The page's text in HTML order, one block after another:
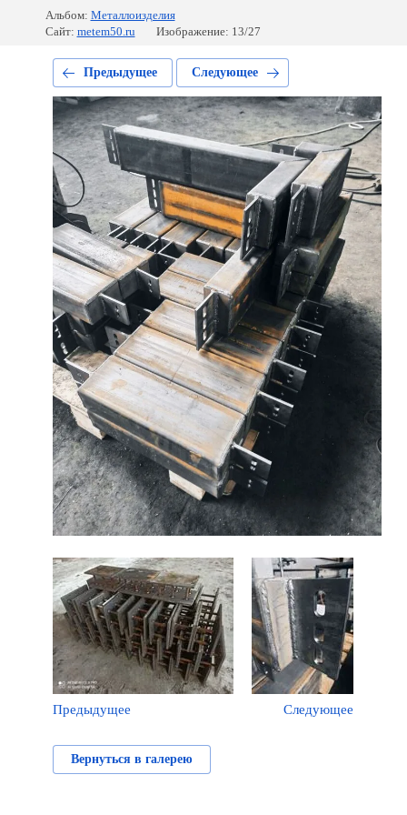
Альбом: Металлоизделия
Сайт: metem50.ru Изображение: 13/27
Предыдущее Следующее
Предыдущее Следующее
Вернуться в галерею